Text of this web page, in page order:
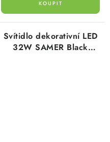
podmínky
objednávka
Svítidlo dekorativní LED
32W SAMER Black